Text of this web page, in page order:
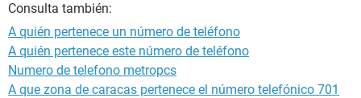
Consulta también:
A quién pertenece un número de teléfono
A quién pertenece este número de teléfono
Numero de telefono metropcs
A que zona de caracas pertenece el número telefónico 701